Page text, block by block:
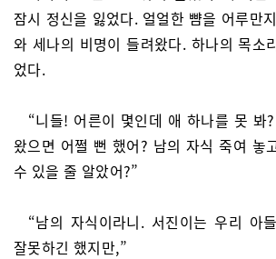
잠시 정신을 잃었다. 얼얼한 뺨을 어루만
와 세나의 비명이 들려왔다. 하나의 목소
었다.
“니들! 어른이 몇인데 애 하나를 못 봐
왔으면 어쩔 뻔 했어? 남의 자식 죽여 놓
수 있을 줄 알았어?”
“남의 자식이라니. 서진이는 우리 아
잘못하긴 했지만,”